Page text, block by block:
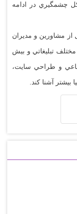
چشمگيري در ادامه
مشاورين و مديران
مختلف تبليغاتي و بيش
و طراحي سايت،
بيشتر آشنا کند.